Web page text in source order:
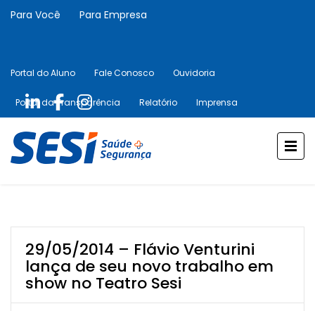
Para Você Para Empresa
Portal do Aluno Fale Conosco Ouvidoria
Portal da Transparência Relatório Imprensa
29/05/2014 – Flávio Venturini
lança de seu novo trabalho em
show no Teatro Sesi